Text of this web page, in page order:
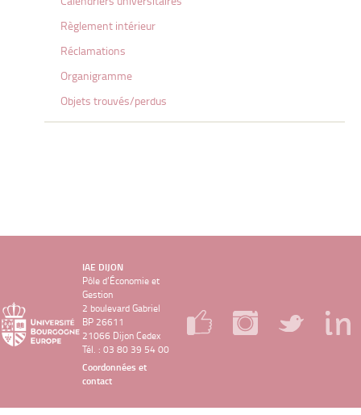
Règlement intérieur
Réclamations
Organigramme
Objets trouvés/perdus
IAE DIJON
Pôle d’Économie et
Gestion
2 boulevard Gabriel
BP 26611
21066 Dijon Cedex
Tél. : 03 80 39 54 00
Coordonnées et
contact